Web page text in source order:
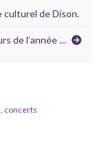
de Dison.
de l’année …
concerts